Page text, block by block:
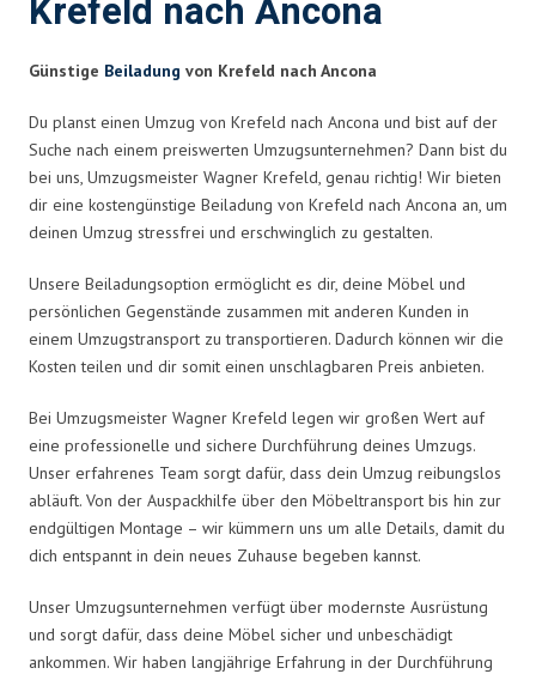
Krefeld nach Ancona
Günstige Beiladung von Krefeld nach Ancona
Du planst einen Umzug von Krefeld nach Ancona und bist auf der
Suche nach einem preiswerten Umzugsunternehmen? Dann bist du
bei uns, Umzugsmeister Wagner Krefeld, genau richtig! Wir bieten
dir eine kostengünstige Beiladung von Krefeld nach Ancona an, um
deinen Umzug stressfrei und erschwinglich zu gestalten.
Unsere Beiladungsoption ermöglicht es dir, deine Möbel und
persönlichen Gegenstände zusammen mit anderen Kunden in
einem Umzugstransport zu transportieren. Dadurch können wir die
Kosten teilen und dir somit einen unschlagbaren Preis anbieten.
Bei Umzugsmeister Wagner Krefeld legen wir großen Wert auf
eine professionelle und sichere Durchführung deines Umzugs.
Unser erfahrenes Team sorgt dafür, dass dein Umzug reibungslos
abläuft. Von der Auspackhilfe über den Möbeltransport bis hin zur
endgültigen Montage – wir kümmern uns um alle Details, damit du
dich entspannt in dein neues Zuhause begeben kannst.
Unser Umzugsunternehmen verfügt über modernste Ausrüstung
und sorgt dafür, dass deine Möbel sicher und unbeschädigt
ankommen. Wir haben langjährige Erfahrung in der Durchführung